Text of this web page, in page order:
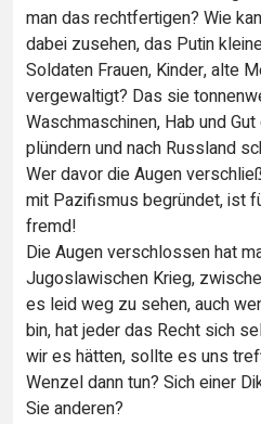
man das rechtfertigen? Wie
dabei zusehen, das Putin
Soldaten Frauen, Kinder, alte
vergewaltigt? Das sie
Waschmaschinen, Hab und
plündern und nach Russland
Wer davor die Augen
mit Pazifismus begründet, ist
fremd!
Die Augen verschlossen hat
Jugoslawischen Krieg,
es leid weg zu sehen, auch
bin, hat jeder das Recht sich
wir es hätten, sollte es uns
Wenzel dann tun? Sich einer
Sie anderen?